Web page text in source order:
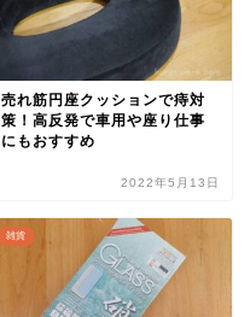
売れ筋円座クッションで痔対
策！高反発で車用や座り仕事
にもおすすめ
2022年5月13日
雑貨